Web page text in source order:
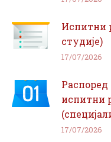
Испитни
студије)
17/07/2026
испитни
17/07/2026